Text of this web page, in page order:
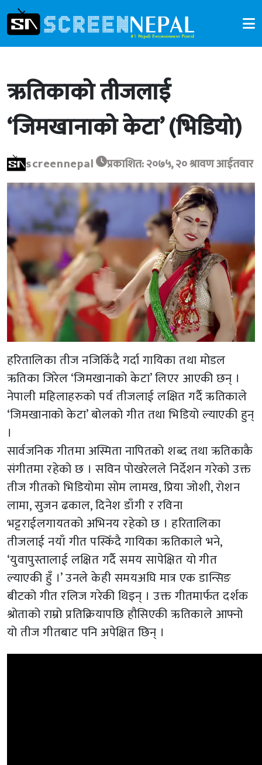
ऋतिकाको तीजलाई
‘जिमखानाको केटा’ (भिडियो)
screennepal प्रकाशित: २०७५, २० श्रावण आईतवार
हरितालिका तीज नजिकिँदै गर्दा गायिका तथा मोडल
ऋतिका जिरेल ‘जिमखानाको केटा’ लिएर आएकी छन् ।
नेपाली महिलाहरुको पर्व तीजलाई लक्षित गर्दै ऋतिकाले
‘जिमखानाको केटा’ बोलको गीत तथा भिडियो ल्याएकी हुन्
।
सार्वजनिक गीतमा अस्मिता नापितको शब्द तथा ऋतिकाकै
संगीतमा रहेको छ । सविन पोखरेलले निर्देशन गरेको उक्त
तीज गीतको भिडियोमा सोम लामख, प्रिया जोशी, रोशन
लामा, सुजन ढकाल, दिनेश डाँगी र रविना
भट्टराईलगायतको अभिनय रहेको छ । हरितालिका
तीजलाई नयाँ गीत पस्किँदै गायिका ऋतिकाले भने,
‘युवापुस्तालाई लक्षित गर्दै समय सापेक्षित यो गीत
ल्याएकी हुँ ।’ उनले केही समयअघि मात्र एक डान्सिङ
बीटको गीत रलिज गरेकी थिइन् । उक्त गीतमार्फत दर्शक
श्रोताको राम्रो प्रतिक्रियापछि हौसिएकी ऋतिकाले आफ्नो
यो तीज गीतबाट पनि अपेक्षित छिन् ।